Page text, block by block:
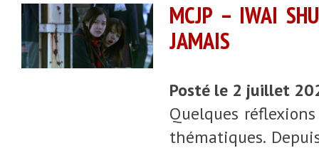
MCJP – IWAI
JAMAIS
Posté le 2 juillet
Quelques
thématiques.